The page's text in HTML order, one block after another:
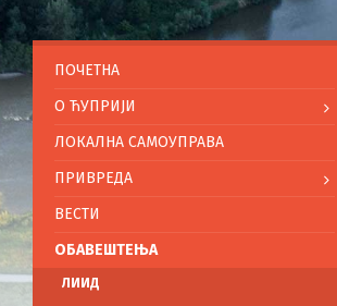
ПОЧЕТНА
O ЋУПРИЈИ
ЛОКАЛНА САМОУПРАВА
ПРИВРЕДА
ВЕСТИ
ОБАВЕШТЕЊА
ЛИИД